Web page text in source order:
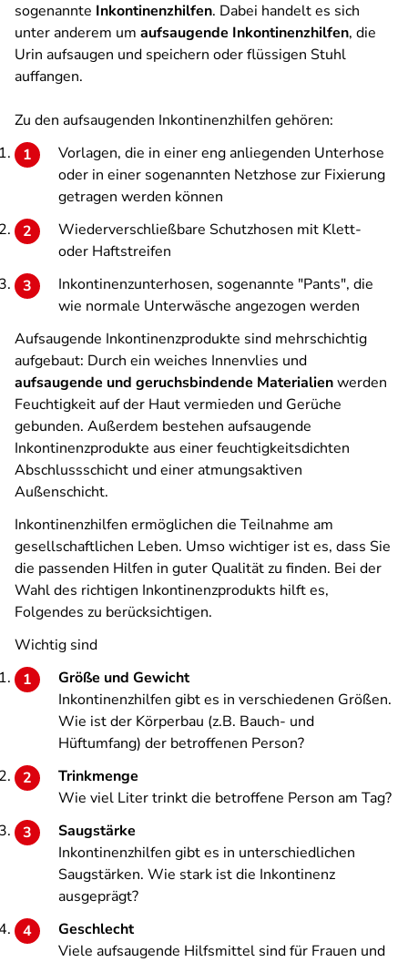
sogenannte Inkontinenzhilfen. Dabei handelt es sich
unter anderem um aufsaugende Inkontinenzhilfen, die
Urin aufsaugen und speichern oder flüssigen Stuhl
auffangen.
Zu den aufsaugenden Inkontinenzhilfen gehören:
Vorlagen, die in einer eng anliegenden Unterhose
oder in einer sogenannten Netzhose zur Fixierung
getragen werden können
Wiederverschließbare Schutzhosen mit Klett-
oder Haftstreifen
Inkontinenzunterhosen, sogenannte "Pants", die
wie normale Unterwäsche angezogen werden
Aufsaugende Inkontinenzprodukte sind mehrschichtig
aufgebaut: Durch ein weiches Innenvlies und
aufsaugende und geruchsbindende Materialienwerden
Feuchtigkeit auf der Haut vermieden und Gerüche
gebunden. Außerdem bestehen aufsaugende
Inkontinenzprodukte aus einer feuchtigkeitsdichten
Abschlussschicht und einer atmungsaktiven
Außenschicht.
Inkontinenzhilfen ermöglichen die Teilnahme am
gesellschaftlichen Leben. Umso wichtiger ist es, dass Sie
die passenden Hilfen in guter Qualität zu finden. Bei der
Wahl des richtigen Inkontinenzprodukts hilft es,
Folgendes zu berücksichtigen.
Wichtig sind
Größe und Gewicht
Inkontinenzhilfen gibt es in verschiedenen Größen.
Wie ist der Körperbau (z.B. Bauch- und
Hüftumfang) der betroffenen Person?
Trinkmenge
Wie viel Liter trinkt die betroffene Person am Tag?
Saugstärke
Inkontinenzhilfen gibt es in unterschiedlichen
Saugstärken. Wie stark ist die Inkontinenz
ausgeprägt?
Geschlecht
Viele aufsaugende Hilfsmittel sind für Frauen und